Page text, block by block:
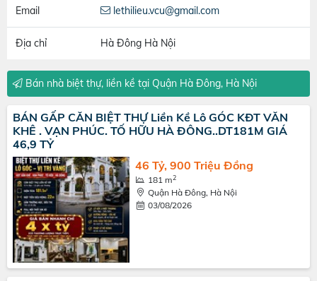
Email lethilieu.vcu@gmail.com
Địa chỉ Hà Đông Hà Nội
Bán nhà biệt thự, liền kề tại Quận Hà Đông, Hà Nội
BÁN GẤP CĂN BIỆT THỰ Liền Kề Lô GÓC KĐT VĂN
KHÊ . VẠN PHÚC. TỐ HỮU HÀ ĐÔNG..DT181M GIÁ
46,9 TỶ
46 Tỷ, 900 Triệu Đồng
181 m2
Quận Hà Đông, Hà Nội
03/08/2026